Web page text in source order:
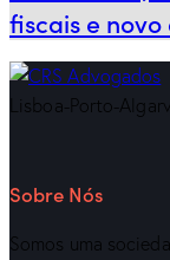
fiscais e
Lisboa-Porto-
Sobre Nós
Somos uma